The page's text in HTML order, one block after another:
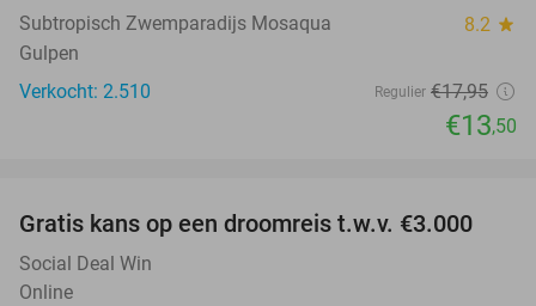
Subtropisch Zwemparadijs Mosaqua 8.2 star
Gulpen
Verkocht: 2.510
Regulier €17,95
€13,50
Gratis kans op een droomreis t.w.v. €3.000
Social Deal Win
Online